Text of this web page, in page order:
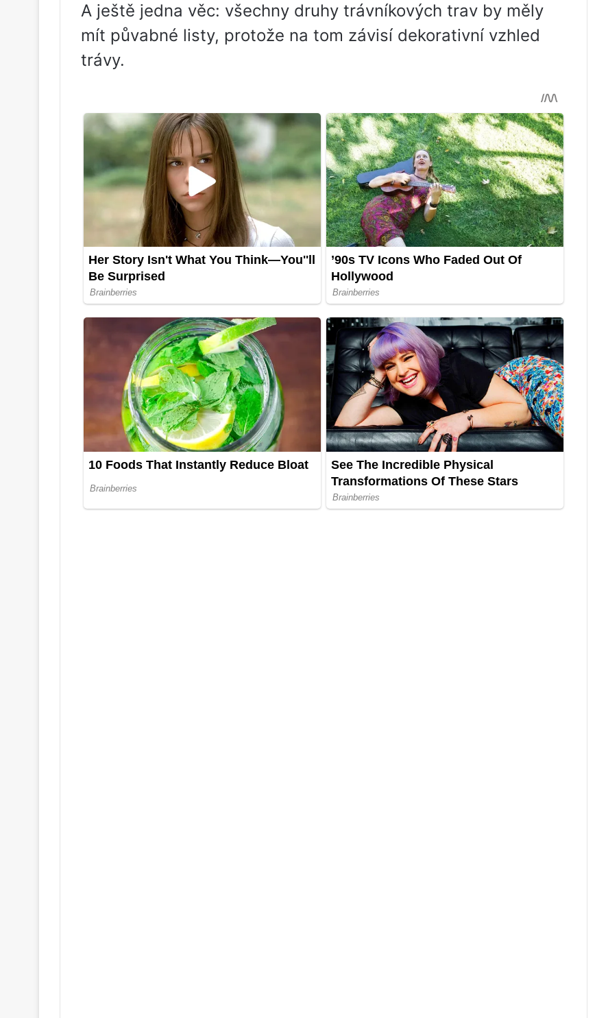
A ještě jedna věc: všechny druhy trávníkových trav by měly
mít půvabné listy, protože na tom závisí dekorativní vzhled
trávy.